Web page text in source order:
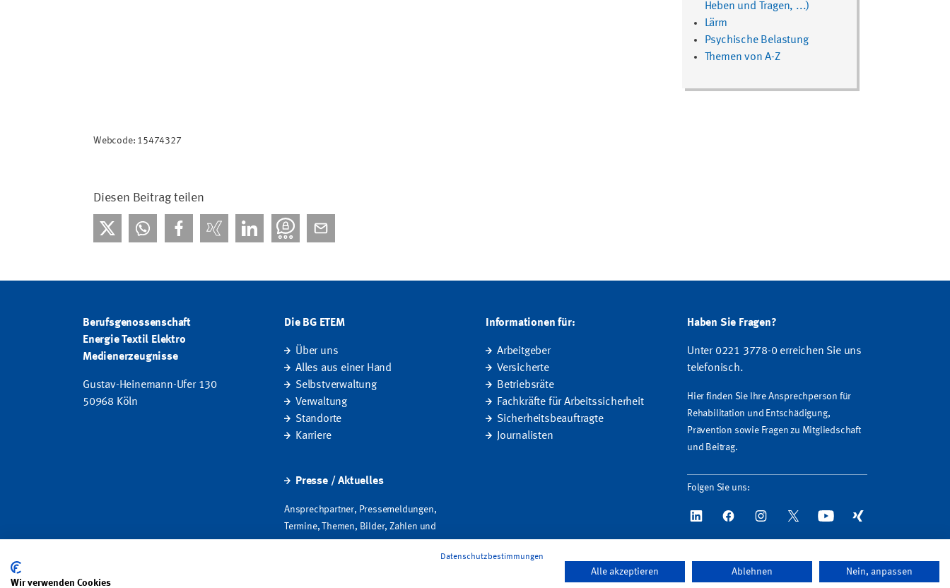
Heben und Tragen, ...)
Lärm
Psychische Belastung
Themen von A-Z
Webcode: 15474327
Diesen Beitrag teilen
Berufsgenossenschaft
Energie Textil Elektro
Medienerzeugnisse
Gustav-Heinemann-Ufer 130
50968 Köln
Die BG ETEM
Über uns
Alles aus einer Hand
Selbstverwaltung
Verwaltung
Standorte
Karriere
Presse / Aktuelles
Ansprechpartner, Pressemeldungen,
Termine, Themen, Bilder, Zahlen und
Informationen für:
Arbeitgeber
Versicherte
Betriebsräte
Fachkräfte für Arbeitssicherheit
Sicherheitsbeauftragte
Journalisten
Haben Sie Fragen?
Unter 0221 3778-0 erreichen Sie uns
telefonisch.
Hier finden Sie Ihre Ansprechperson für
Rehabilitation und Entschädigung,
Prävention sowie Fragen zu Mitgliedschaft
und Beitrag.
Folgen Sie uns:
Datenschutzbestimmungen
Wir verwenden Cookies
Alle akzeptieren Ablehnen Nein, anpassen